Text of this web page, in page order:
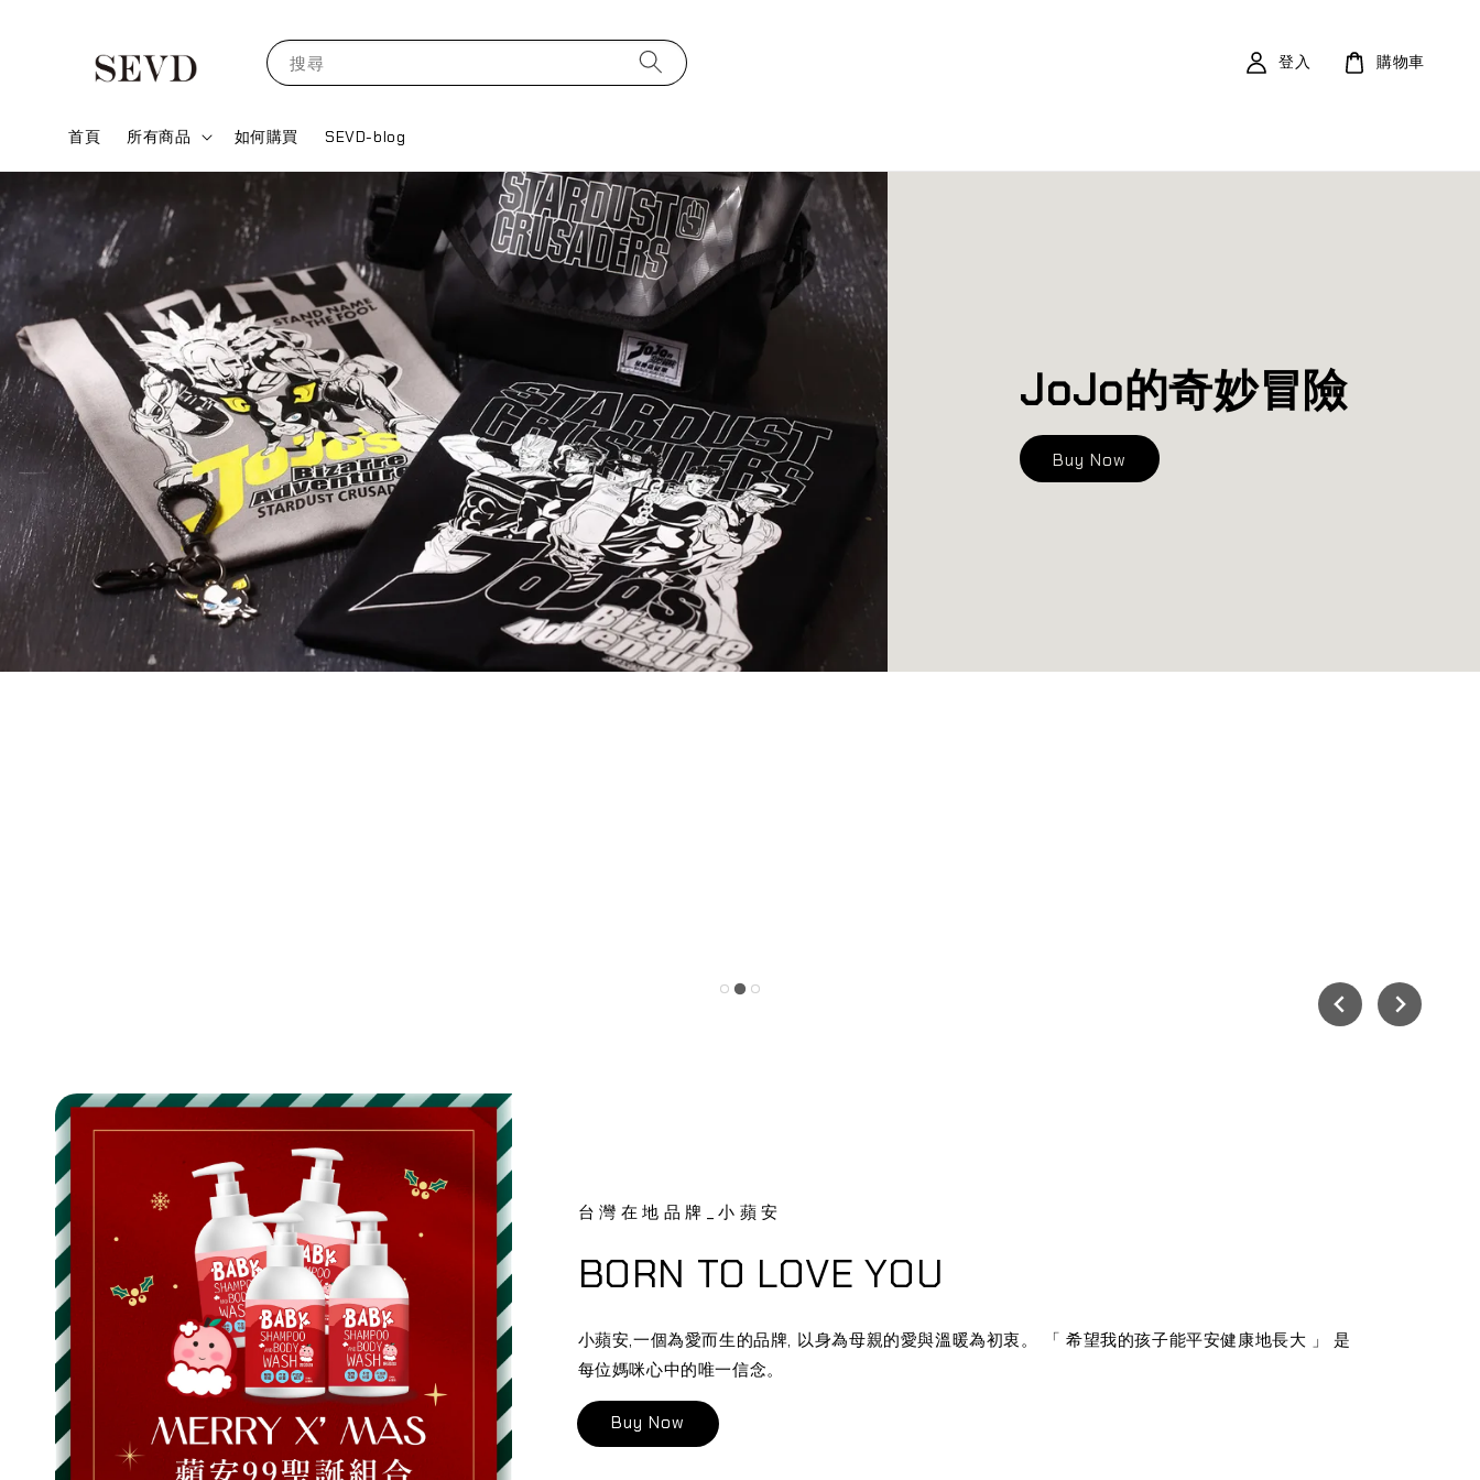
搜尋
首頁 所有商品 如何購買 SEVD-blog
登入 購物車
JoJo的奇妙冒險
Buy Now
台灣在地品牌_小蘋安
BORN TO LOVE YOU
小蘋安,一個為愛而生的品牌, 以身為母親的愛與溫暖為初衷。 「 希望我的孩子能平安健康地長大 」 是
每位媽咪心中的唯一信念。
Buy Now